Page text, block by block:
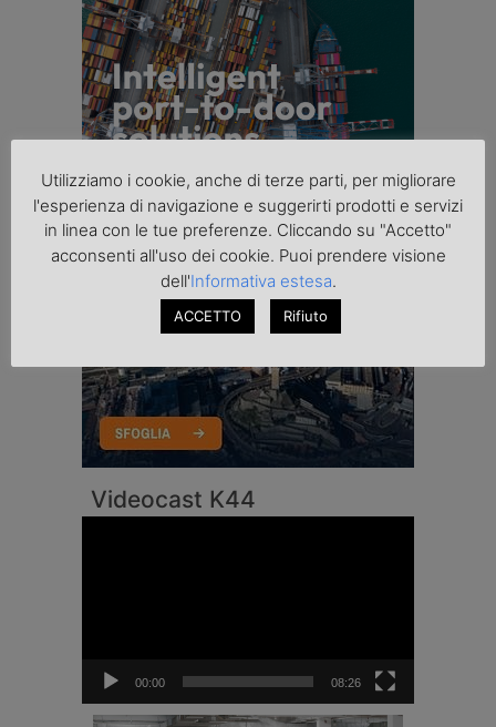
Videocast K44
00:00 08:26
Utilizziamo i cookie, anche di terze parti, per migliorare
l'esperienza di navigazione e suggerirti prodotti e servizi
in linea con le tue preferenze. Cliccando su "Accetto"
acconsenti all'uso dei cookie. Puoi prendere visione
dell'Informativa estesa.
ACCETTO Rifiuto